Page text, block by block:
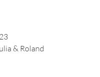
& Roland